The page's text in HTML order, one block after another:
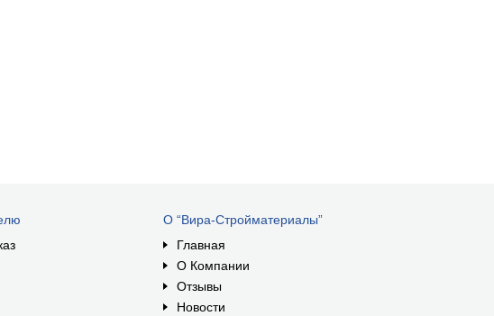
О “Вира-Стройматериалы”
Главная
О Компании
Отзывы
Новости